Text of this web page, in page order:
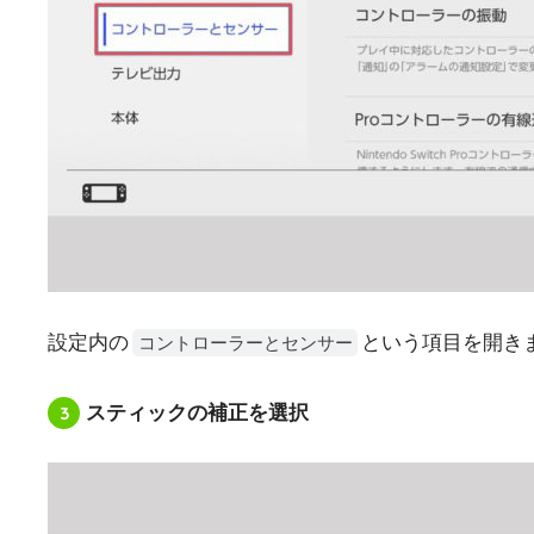
設定内の コントローラーとセンサー という項目を開き
3 スティックの補正を選択